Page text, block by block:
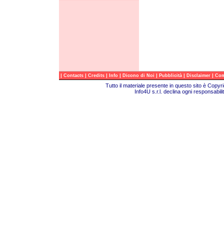
| Contacts | Credits | Info | Dicono di Noi | Pubblicità | Disclaimer |
Tutto il materiale presente in questo sito è
Info4U s.r.l. declina ogni